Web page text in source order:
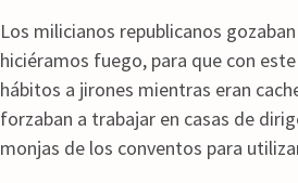
Los milicianos republicanos
hiciéramos fuego, para que con
hábitos a jirones mientras eran
forzaban a trabajar en casas de
monjas de los conventos para